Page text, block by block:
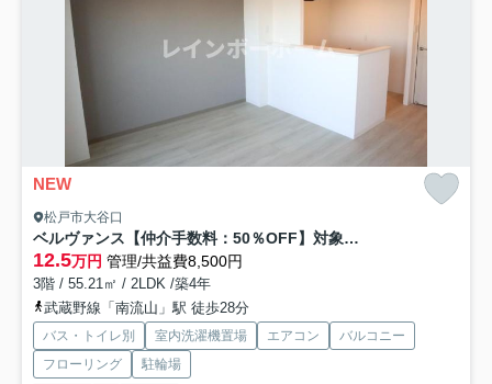
NEW
松戸市大谷口
ベルヴァンス【仲介手数料：50％OFF】対象物件！
12.5万円 管理/共益費8,500円
3階 / 55.21㎡ / 2LDK /築4年
武蔵野線「南流山」駅 徒歩28分
バス・トイレ別 室内洗濯機置場 エアコン
バルコニー
フローリング
駐輪場